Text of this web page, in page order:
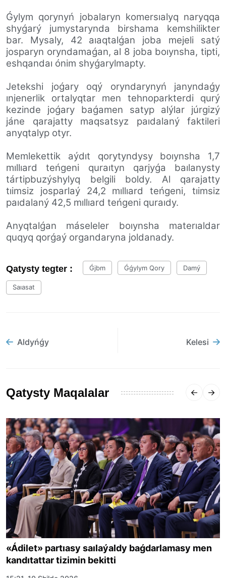
Ǵylym qorynyń jobalaryn komersıalyq naryqqa
shyǵarý jumystarynda birshama kemshilikter
bar. Mysaly, 42 aıaqtalǵan joba mejeli satý
josparyn oryndamaǵan, al 8 joba boıynsha, tipti,
eshqandaı ónim shyǵarylmapty.
Jetekshi joǵary oqý oryndarynyń janyndaǵy
ınjenerlik ortalyqtar men tehnoparkterdi qurý
kezinde joǵary baǵamen satyp alýlar júrgizý
jáne qarajatty maqsatsyz paıdalaný faktileri
anyqtalyp otyr.
Memlekettik aýdıt qorytyndysy boıynsha 1,7
mıllıard teńgeni quraıtyn qarjyǵa baılanysty
tártipbuzýshylyq belgili boldy. Al qarajatty
tıimsiz josparlaý 24,2 mıllıard teńgeni, tıimsiz
paıdalaný 42,5 mıllıard teńgeni quraıdy.
Anyqtalǵan máseleler boıynsha materıaldar
quqyq qorǵaý organdaryna joldanady.
Qatysty tegter : Ǵjbm Ǵǵylym Qory Damý
Saıasat
Aldyńǵy Kelesi
Qatysty Maqalalar
«Ádilet» partıasy saılaýaldy baǵdarlamasy men
kandıtattar tizimin bekitti